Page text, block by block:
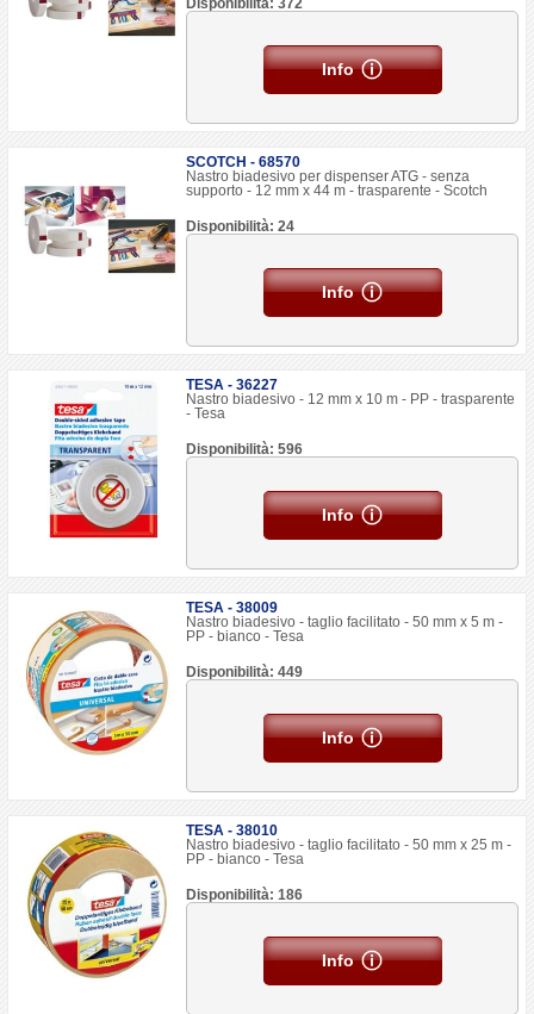
Disponibilità: 372
Info
SCOTCH - 68570
Nastro biadesivo per dispenser ATG - senza
supporto - 12 mm x 44 m - trasparente - Scotch
Disponibilità: 24
Info
TESA - 36227
Nastro biadesivo - 12 mm x 10 m - PP - trasparente
- Tesa
Disponibilità: 596
Info
TESA - 38009
Nastro biadesivo - taglio facilitato - 50 mm x 5 m -
PP - bianco - Tesa
Disponibilità: 449
Info
TESA - 38010
Nastro biadesivo - taglio facilitato - 50 mm x 25 m -
PP - bianco - Tesa
Disponibilità: 186
Info